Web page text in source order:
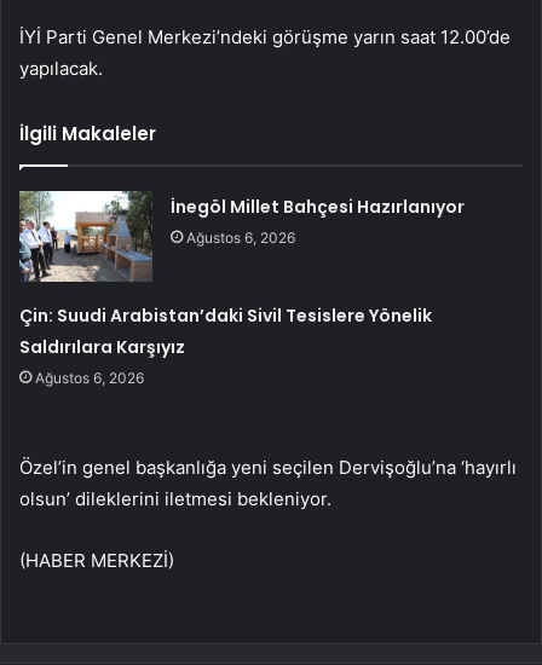
İYİ Parti Genel Merkezi’ndeki görüşme yarın saat 12.00’de
yapılacak.
İlgili Makaleler
İnegöl Millet Bahçesi Hazırlanıyor
Ağustos 6, 2026
Çin: Suudi Arabistan’daki Sivil Tesislere Yönelik
Saldırılara Karşıyız
Ağustos 6, 2026
Özel’in genel başkanlığa yeni seçilen Dervişoğlu’na ‘hayırlı
olsun’ dileklerini iletmesi bekleniyor.
(HABER MERKEZİ)